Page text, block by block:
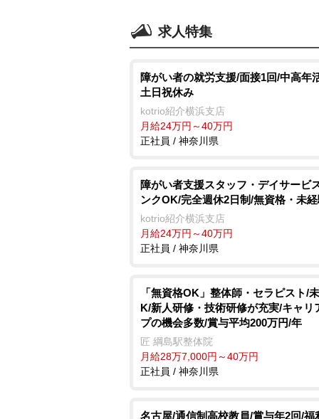
求人特集
障がい者の就労支援/面接1回/中高年
土日祝休み
kotrio紹介横浜支店
月給24万円～40万円
正社員 / 神奈川県
障がい者支援スタッフ・デイサービ
ンクOK/完全週休2日制/無資格・未
kotrio紹介横浜支店
月給24万円～40万円
正社員 / 神奈川県
「無資格OK」整体師・セラピスト/
K/新人研修・技術研修が充実/キャリ
プの機会多数/賞与平均200万円/年
匠 綱島駅整体院
月給28万7,000円～40万円
正社員 / 神奈川県
名古屋/通信制高校教員/賞与年2回/福